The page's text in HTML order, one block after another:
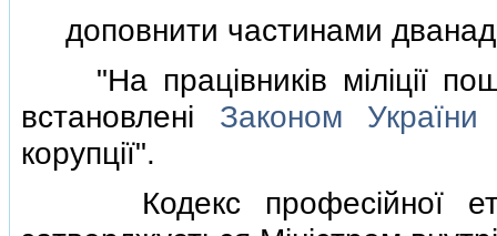
доповнити частинами
"На працiвникiв мiлiцiї
встановленi Законом України
корупцiї".
Кодекс професiйної